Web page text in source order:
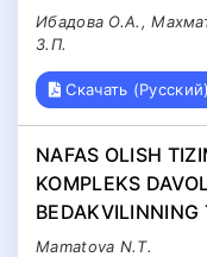
Ибадова О.А.,
З.П.
Скачать (Русский)
NAFAS OLISH
KOMPLEKS
BEDAKVILINNING
Mamatova N.Т.